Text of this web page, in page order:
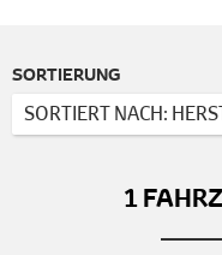
SORTIERUNG
SORTIERT NACH:
1